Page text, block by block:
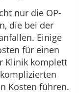
nur die OP-
die bei der
Einige
für einen
Klinik komplett
Kosten führen.